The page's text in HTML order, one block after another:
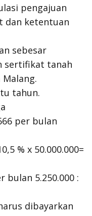
pengajuan
dan ketentuan
sebesar
sertifikat tanah
tahun.
per bulan
% x 50.000.000=
bulan 5.250.000 :
dibayarkan